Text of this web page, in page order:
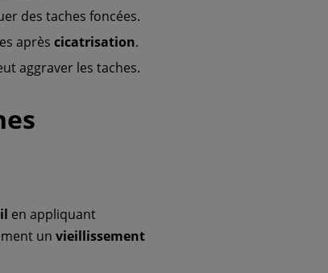
des taches foncées.
après cicatrisation.
aggraver les taches.
en appliquant
un vieillissement